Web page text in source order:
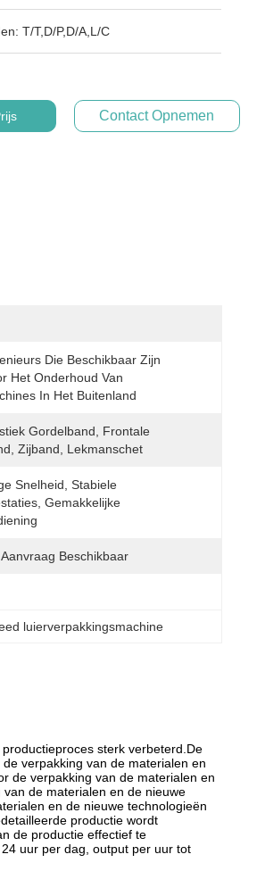
T/T,D/P,D/A,L/C
Contact Opnemen
Die Beschikbaar Zijn
Het Onderhoud Van
In Het Buitenland
Gordelband, Frontale
Zijband, Lekmanschet
Snelheid, Stabiele
Gemakkelijke
Beschikbaar
luierverpakkingsmachine
sterk verbeterd.De
verpakking van de materialen en
de verpakking van de materialen en
de materialen en de nieuwe
en de nieuwe technologieën
productie wordt
de productie effectief te
uur per dag, output per uur tot